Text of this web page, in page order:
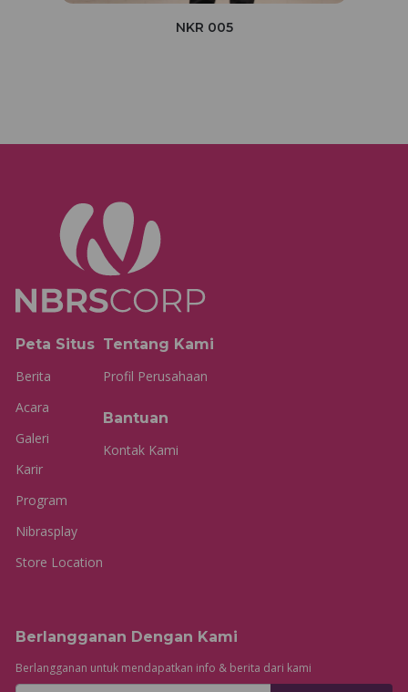
NKR 005
Peta Situs
Berita
Acara
Galeri
Karir
Program
Nibrasplay
Store Location
Tentang Kami
Profil Perusahaan
Bantuan
Kontak Kami
Berlangganan Dengan Kami
Berlangganan untuk mendapatkan info & berita dari kami